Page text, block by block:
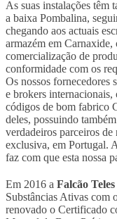
As suas instalações têm
a baixa Pombalina,
chegando aos actuais
armazém em Carnaxide,
comercialização de
conformidade com os
Os nossos fornecedores
e brokers
códigos de bom fabrico
deles, possuindo
verdadeiros parceiros de
exclusiva, em Portugal.
faz com que esta nossa
Em 2016 a Falcão Teles
Substâncias Ativas com
renovado o Certificado